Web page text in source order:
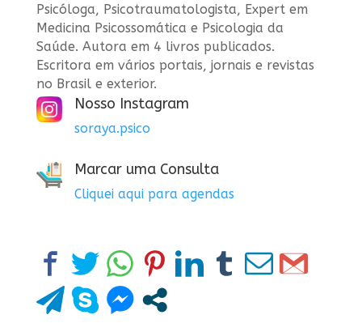
Psicóloga, Psicotraumatologista, Expert em
Medicina Psicossomática e Psicologia da
Saúde. Autora em 4 livros publicados.
Escritora em vários portais, jornais e revistas
no Brasil e exterior.
Nosso Instagram
soraya.psico
Marcar uma Consulta
Cliquei aqui para agendas